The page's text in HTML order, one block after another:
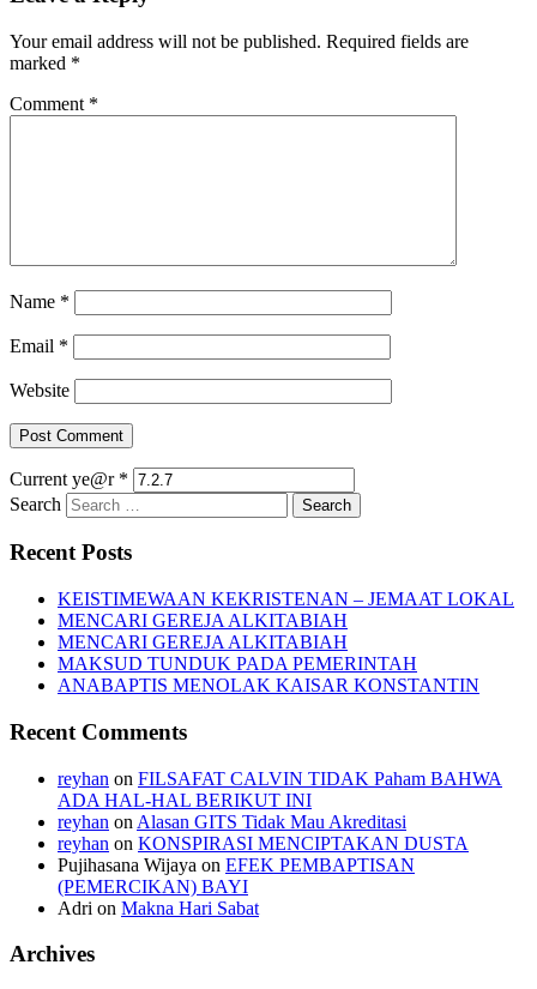
Your email address will not be published. Required fields are
marked *
Comment *
Name *
Email *
Website
Current ye@r *
Search
Recent Posts
KEISTIMEWAAN KEKRISTENAN – JEMAAT LOKAL
MENCARI GEREJA ALKITABIAH
MENCARI GEREJA ALKITABIAH
MAKSUD TUNDUK PADA PEMERINTAH
ANABAPTIS MENOLAK KAISAR KONSTANTIN
Recent Comments
reyhan on FILSAFAT CALVIN TIDAK Paham BAHWA
ADA HAL-HAL BERIKUT INI
reyhan on Alasan GITS Tidak Mau Akreditasi
reyhan on KONSPIRASI MENCIPTAKAN DUSTA
Pujihasana Wijaya on EFEK PEMBAPTISAN
(PEMERCIKAN) BAYI
Adri on Makna Hari Sabat
Archives